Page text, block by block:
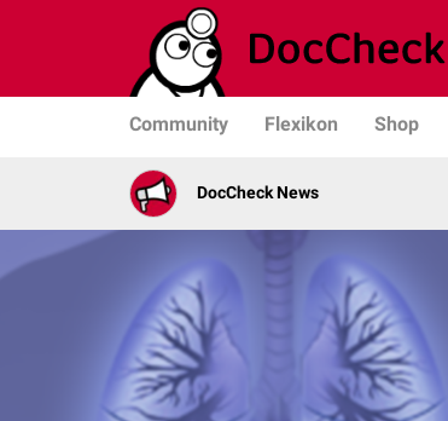
Community Flexikon Shop
DocCheck News